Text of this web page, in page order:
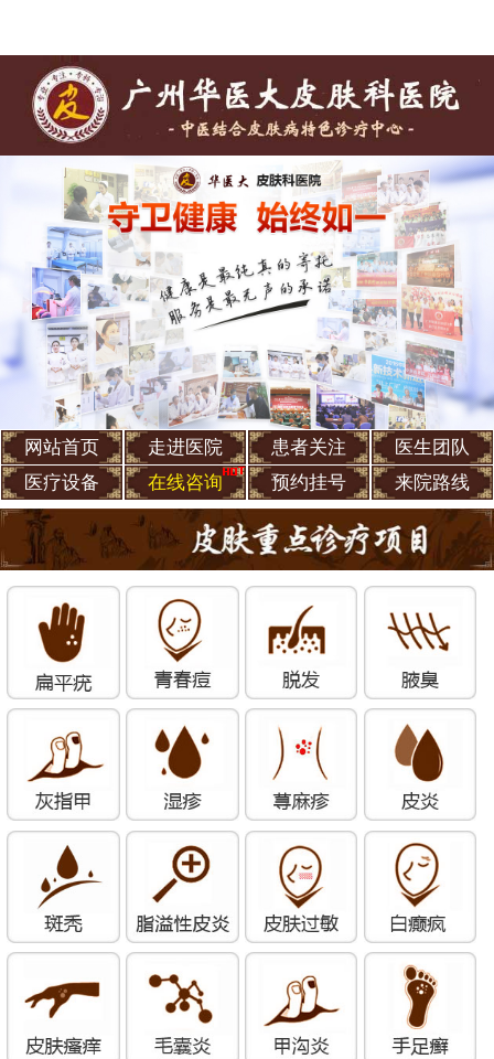
网站首页 走进医院 患者关注
医生团队
医疗设备
在线咨询 预约挂号 来院路线